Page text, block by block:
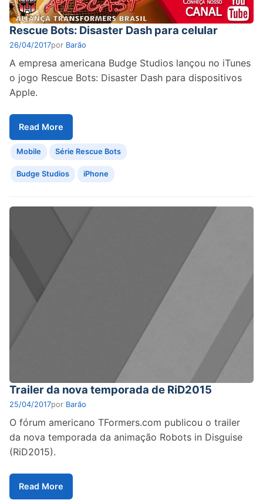
Rescue Bots: Disaster Dash para celular
26/04/2017por Barão
A empresa americana Budge Studios lançou no iTunes
o jogo Rescue Bots: Disaster Dash para dispositivos
Apple.
Read More
Mobile Série Rescue Bots
Budge Studios iPhone
Trailer da nova temporada de RiD2015
25/04/2017por Barão
O fórum americano TFormers.com publicou o trailer
da nova temporada da animação Robots in Disguise
(RiD2015).
Read More